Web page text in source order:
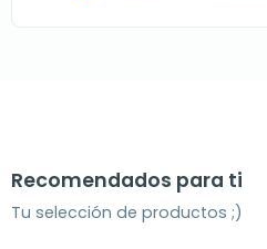
Recomendados para ti
Tu selección de productos ;)